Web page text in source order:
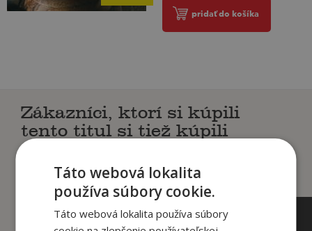
pridať do košíka
Zákazníci, ktorí si kúpili
tento titul si tiež kúpili
Táto webová lokalita
používa súbory cookie.
Táto webová lokalita používa súbory